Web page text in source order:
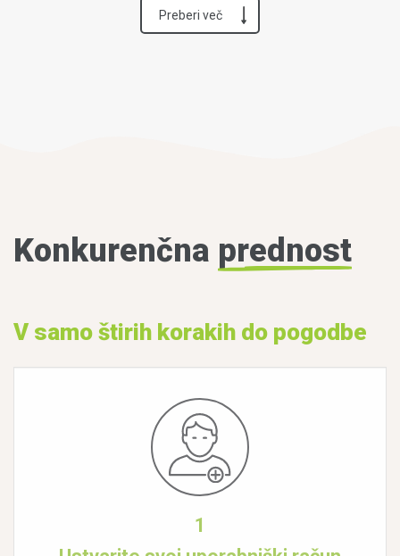
Preberi več
Konkurenčna prednost
V samo štirih korakih do pogodbe
1